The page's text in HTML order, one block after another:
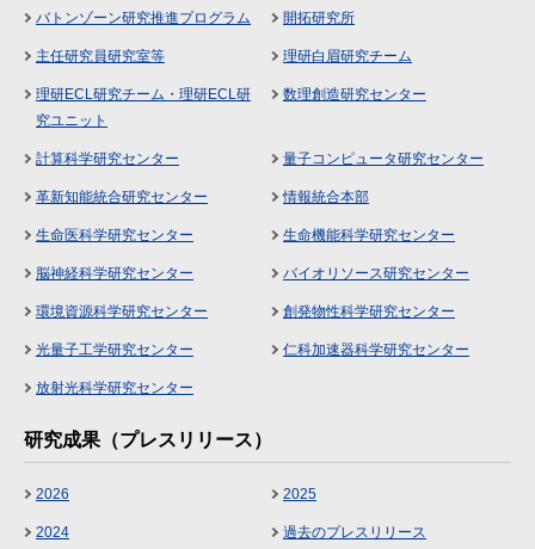
バトンゾーン研究推進プログラム 開拓研究所
主任研究員研究室等 理研白眉研究チーム
理研ECL研究チーム・理研ECL研
究ユニット
数理創造研究センター
計算科学研究センター 量子コンピュータ研究センター
革新知能統合研究センター 情報統合本部
生命医科学研究センター 生命機能科学研究センター
脳神経科学研究センター バイオリソース研究センター
環境資源科学研究センター 創発物性科学研究センター
光量子工学研究センター 仁科加速器科学研究センター
放射光科学研究センター
研究成果（プレスリリース）
2026 2025
2024 過去のプレスリリース